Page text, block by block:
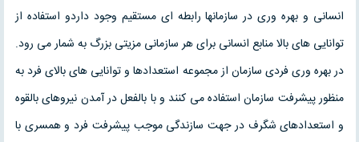
انسانی و بهره وری در سازمانها رابطه ای مستقیم وجود داردو استفاده از
توانایی های بالا منابع انسانی برای هر سازمانی مزیتی بزرگ به شمار می رود.
در بهره وری فردی سازمان از مجموعه استعدادها و توانایی های بالای فرد به
منظور پیشرفت سازمان استفاده می کنند و با بالفعل در آمدن نیروهای بالقوه
و استعدادهای شگرف در جهت سازندگی موجب پیشرفت فرد و همسری با